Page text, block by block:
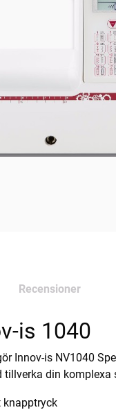
Recensioner
is 1040
Innov-is NV1040
din
knapptryck